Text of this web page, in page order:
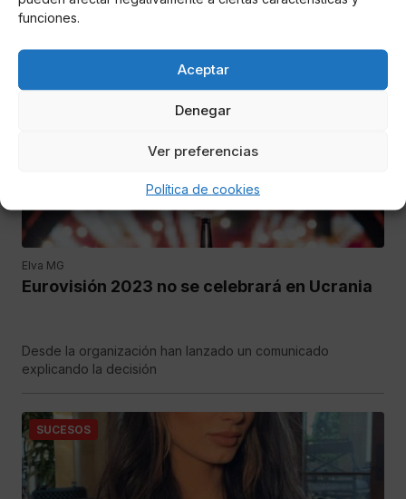
funciones.
Aceptar
Denegar
Ver preferencias
Política de cookies
El formato llega a Francia con su primera temporada
Elva MG
Eurovisión 2023 no se celebrará en Ucrania
Desde la organización han lanzado un comunicado
explicando la decisión
SUCESOS